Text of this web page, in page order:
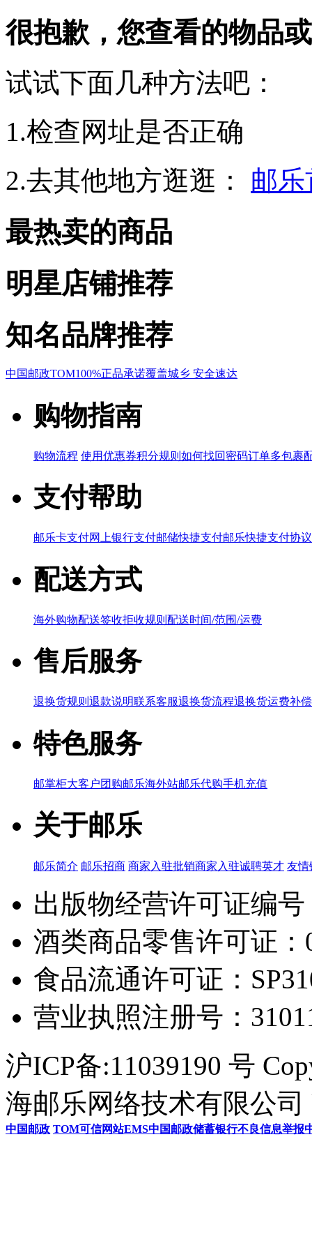
很抱歉，您查看的物品
试试下面几种方法吧：
1.检查网址是否正确
2.去其他地方逛逛：
邮
最热卖的商品
明星店铺推荐
知名品牌推荐
中国邮政TOM100%正品承诺覆盖城乡 安全速达
购物指南
购物流程 使用优惠券积分规则 如何找回密码订单多包裹
支付帮助
邮乐卡支付网上银行支付邮储快捷支付邮乐快捷支付协议
配送方式
海外购物配送签收拒收规则 配送时间/范围/运费
售后服务
退换货规则 退款说明联系客服退换货流程退换货运费补
特色服务
邮掌柜大客户团购邮乐海外站邮乐代购手机充值
关于邮乐
邮乐简介 邮乐招商 商家入驻批销商家入驻诚聘英才 友情
出版物经营许可证编
酒类商品零售许可证：
食品流通许可证：
营业执照注册号：
沪ICP备:11039190 号
海邮乐网络技术有限公司
中国邮政 TOM可信网站EMS中国邮政储蓄银行不良信息举报